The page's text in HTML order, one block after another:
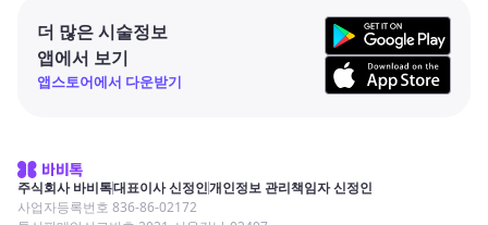
더 많은 시술정보
앱에서 보기
앱스토어에서 다운받기
주식회사 바비톡대표이사 신정인개인정보 관리책임자 신정인
사업자등록번호 836-86-02172